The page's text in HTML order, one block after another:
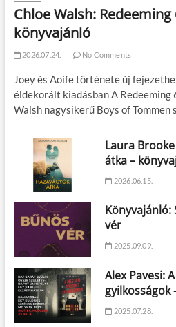
Chloe Walsh:
könyvajánló
2026.07.24. No Comments
Joey és Aoife története új
éldekorált kiadásban A Redeeming
Walsh nagysikerű Boys of Tommen
Laura
átka –
2026.06.15.
Könyvajánló:
vér
2025.09.09.
Alex Pavesi:
gyilkosságok
2025.07.28.